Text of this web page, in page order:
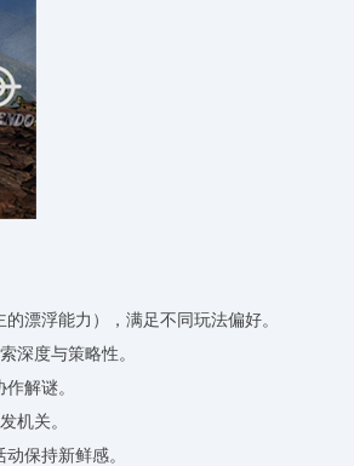
漂浮能力），满足不同玩法偏好。
深度与策略性。
解谜。
机关。
保持新鲜感。